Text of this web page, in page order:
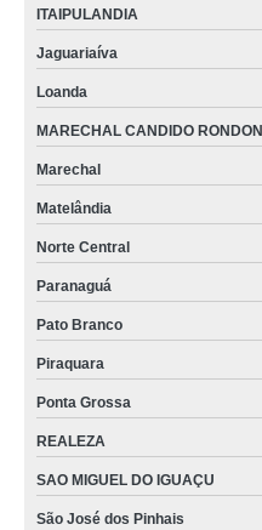
ITAIPULANDIA
Jaguariaíva
Loanda
MARECHAL CANDIDO RONDON
Marechal
Matelândia
Norte Central
Paranaguá
Pato Branco
Piraquara
Ponta Grossa
REALEZA
SAO MIGUEL DO IGUAÇU
São José dos Pinhais